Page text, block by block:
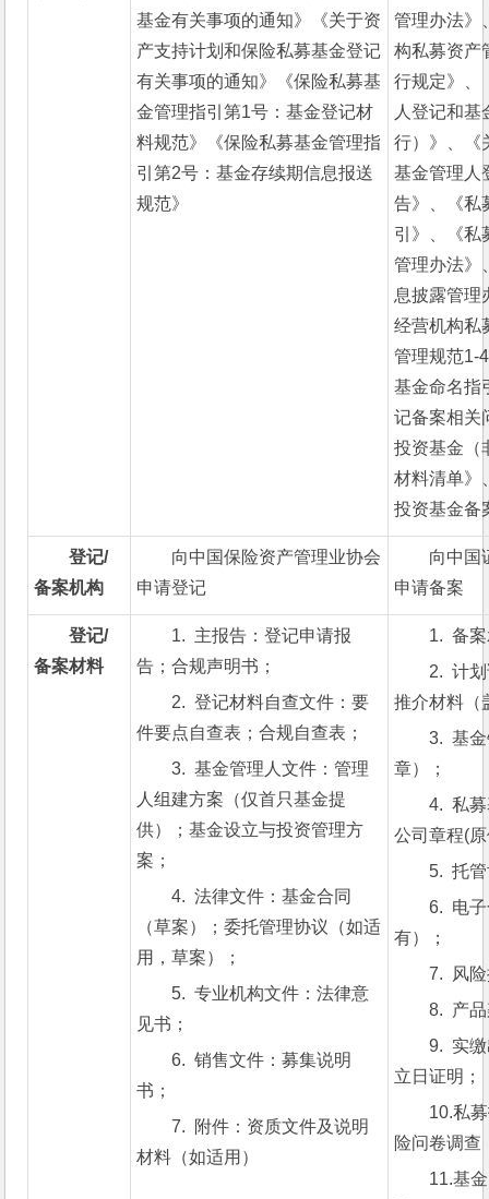
基金有关事项的通知》《关于资
产支持计划和保险私募基金登记
有关事项的通知》《保险私募基
金管理指引第1号：基金登记材
料规范》《保险私募基金管理指
引第2号：基金存续期信息报送
规范》
管理办法》
构私募资产
行规定》、
人登记和基
行）》、《
基金管理人
告》、《私
引》、《私
管理办法》
息披露管理
经营机构私
管理规范1-
基金命名指
记备案相关
投资基金（
材料清单》
投资基金备
登记/
备案机构
向中国保险资产管理业协会
申请登记
向中国
申请备案
登记/
备案材料
1.  主报告：登记申请报
告；合规声明书；
2.  登记材料自查文件：要
件要点自查表；合规自查表；
3.  基金管理人文件：管理
人组建方案（仅首只基金提
供）；基金设立与投资管理方
案；
4.  法律文件：基金合同
（草案）；委托管理协议（如适
用，草案）；
5.  专业机构文件：法律意
见书；
6.  销售文件：募集说明
书；
7.  附件：资质文件及说明
材料（如适用）
1.  备
2.  计
推介材料（
3.  基
章）；
4.  私
公司章程(
5.  托
6.  电
有）；
7.  风
8.  产
9.  实
立日证明；
10.私
险问卷调查
11.基